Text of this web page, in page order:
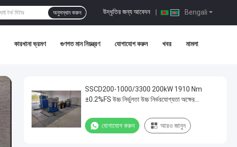
Bengali
উদ্ধৃতির জন্য আবেদন
অনুসন্ধান করুন
কারখানা ভ্রমণ গুণগত মান নিয়ন্ত্রণ যোগাযোগ করুন খবর মামলা
SSCD200-1000/3300 200kW 1910 Nm
±0.2%FS উচ্চ নির্ভুলতা উচ্চ নির্ভরযোগ্যতা অক্ষের
বেঞ্চ সিস্টেম
যোগাযোগ করুন আরও জানুন